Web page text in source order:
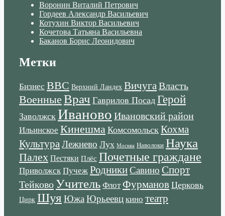
Воронин Виталий Петрович
Гордеев Александр Васильевич
Котухин Виктор Васильевич
Кочетова Татьяна Васильевна
Баканов Борис Леонидович
Метки
Бизнес ВВС Верхний Ландех ВичугаВласть
Военные Врач Гаврилов Посад Герой
Заволжск Иваново Ивановский район
Ильинское Кинешма Комсомольск Кохма
Культура Лежнево Лух Москва Наволоки Наука
Палех Пестяки Плёс Почетные граждане
Приволжск Пучеж РодникиСавино Спорт
ТейковоУчитель Флот Фурманов Церковь
Цирк Шуя ЮжаЮрьеевц кино театр